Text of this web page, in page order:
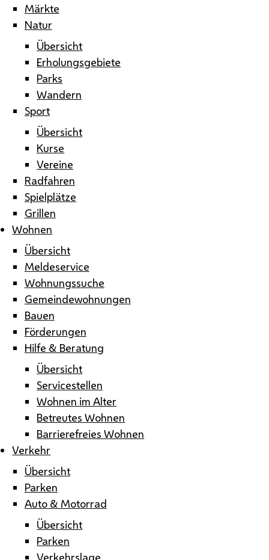
Märkte
Natur
Übersicht
Erholungsgebiete
Parks
Wandern
Sport
Übersicht
Kurse
Vereine
Radfahren
Spielplätze
Grillen
Wohnen
Übersicht
Meldeservice
Wohnungssuche
Gemeindewohnungen
Bauen
Förderungen
Hilfe & Beratung
Übersicht
Servicestellen
Wohnen im Alter
Betreutes Wohnen
Barrierefreies Wohnen
Verkehr
Übersicht
Parken
Auto & Motorrad
Übersicht
Parken
Verkehrslage